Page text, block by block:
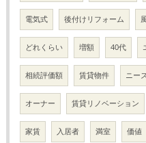
電気式 後付けリフォーム
どれくらい 増額 40代
相続評価額 賃貸物件 ニー
オーナー 賃貸リノベーション
家賃 入居者 満室 価値